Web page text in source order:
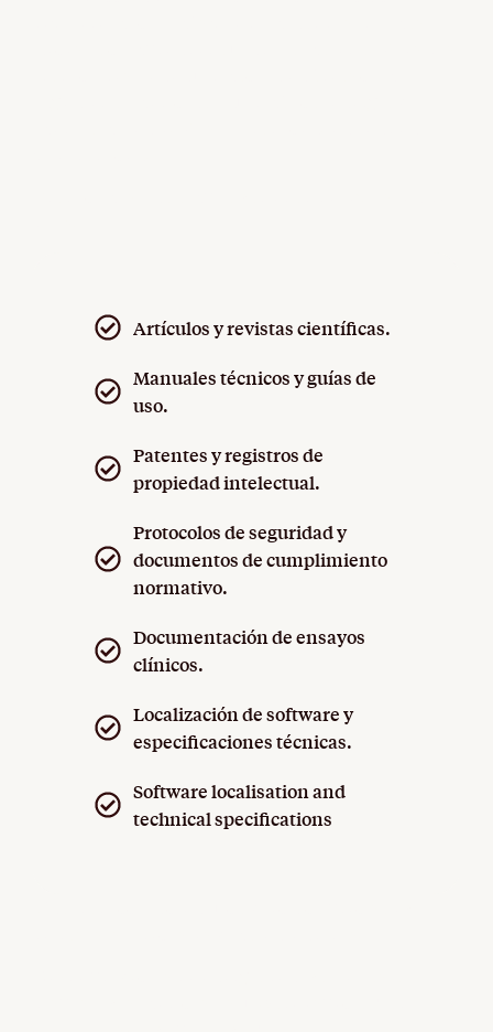
Artículos y revistas científicas.
Manuales técnicos y guías de
uso.
Patentes y registros de
propiedad intelectual.
Protocolos de seguridad y
documentos de cumplimiento
normativo.
Documentación de ensayos
clínicos.
Localización de software y
especificaciones técnicas.
Software localisation and
technical specifications